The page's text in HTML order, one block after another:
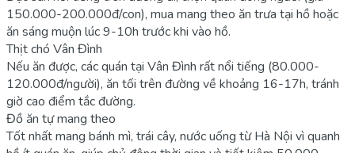
150.000-200.000đ/con), mua mang theo ăn trưa tại hồ hoặc
ăn sáng muộn lúc 9-10h trước khi vào hồ.
Thịt chó Vân Đình
Nếu ăn được, các quán tại Vân Đình rất nổi tiếng (80.000-
120.000đ/người), ăn tối trên đường về khoảng 16-17h, tránh
giờ cao điểm tắc đường.
Đồ ăn tự mang theo
Tốt nhất mang bánh mì, trái cây, nước uống từ Hà Nội vì quanh